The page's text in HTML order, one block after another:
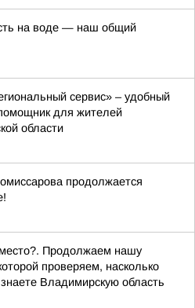
на воде — наш общий
сервис» – удобный
для жителей
области
продолжается
Продолжаем нашу
проверяем, насколько
Владимирскую область